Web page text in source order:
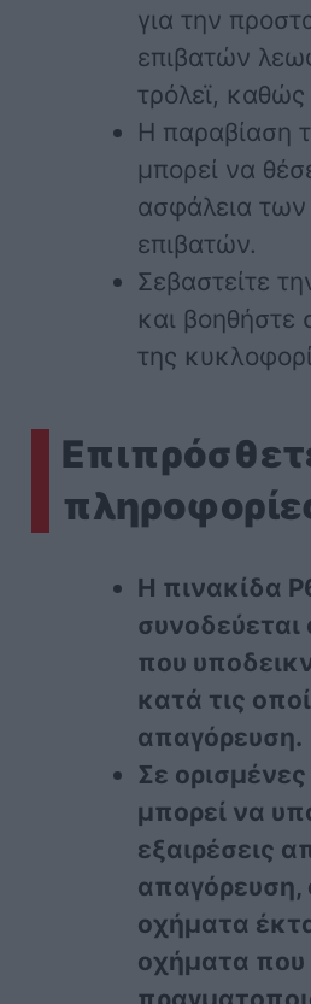
για την
επιβατών
τρόλεϊ,
Η παραβίαση
μπορεί να
ασφάλεια
επιβατών.
Σεβαστείτε
και βοηθήστε
της
Η πινακίδα
που
κατά τις
απαγόρευση.
Σε
μπορεί να
εξαιρέσεις
απαγόρευση,
οχήματα
οχήματα που